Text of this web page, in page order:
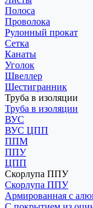
Полоса
Проволока
Рулонный прокат
Сетка
Канаты
Уголок
Швеллер
Шестигранник
Труба в изоляции
Труба в изоляции
ВУС
ВУС ЦПП
ППМ
ППУ
ЦПП
Скорлупа ППУ
Скорлупа ППУ
Армированная с